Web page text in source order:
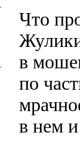
Что
в
по
в нем